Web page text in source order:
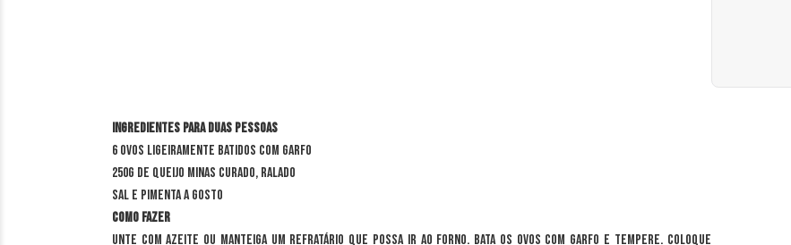
Ingredientes para duas pessoas
6 ovos ligeiramente batidos com garfo
250g de queijo minas curado, ralado
Sal e pimenta a gosto
Como fazer
Unte com azeite ou manteiga um refratário que possa ir ao forno. Bata os ovos com garfo e tempere. Coloque